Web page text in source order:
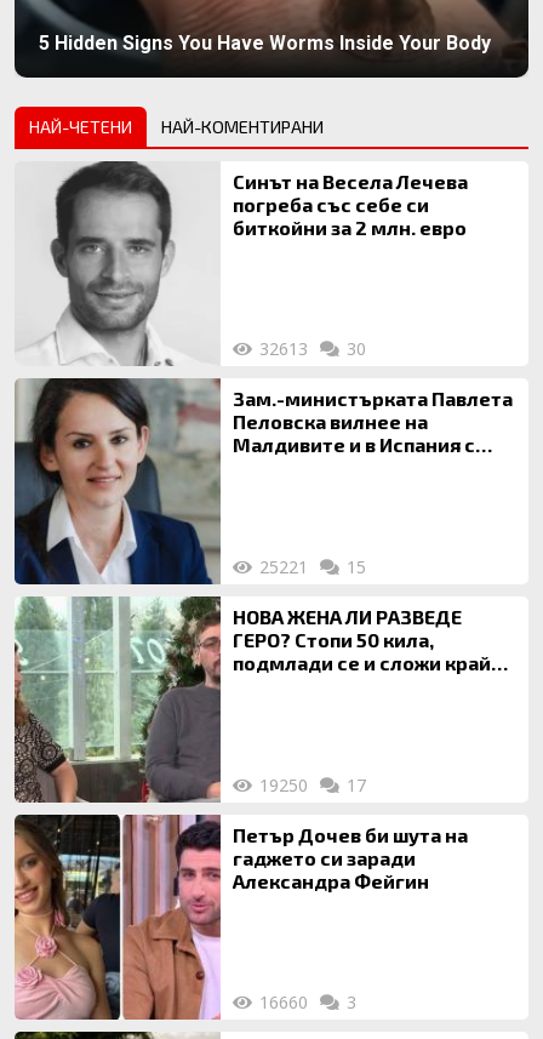
5 Hidden Signs You Have Worms Inside Your Body
НАЙ-ЧЕТЕНИ НАЙ-КОМЕНТИРАНИ
Синът на Весела Лечева
погреба със себе си
биткойни за 2 млн. евро
32613 30
Зам.-министърката Павлета
Пеловска вилнее на
Малдивите и в Испания с
25221 15
НОВА ЖЕНА ЛИ РАЗВЕДЕ
ГЕРО? Стопи 50 кила,
подмлади се и сложи край
19250 17
Петър Дочев би шута на
гаджето си заради
Александра Фейгин
16660 3